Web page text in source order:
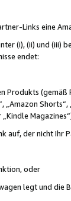
Links eine
(i), (ii) und (iii)
endet:
(gemäß
der nicht Ihr
oder
legt und die